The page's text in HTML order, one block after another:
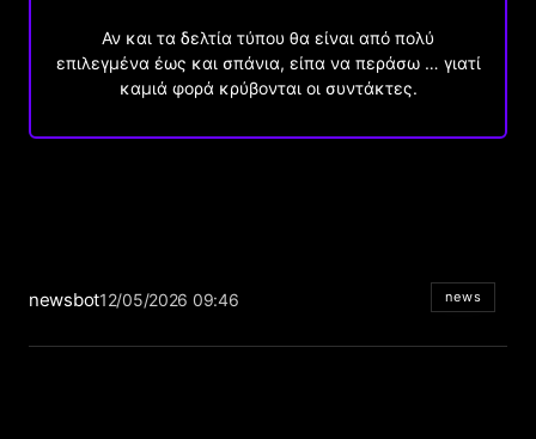
Αν και τα δελτία τύπου θα είναι από πολύ
επιλεγμένα έως και σπάνια, είπα να περάσω … γιατί
καμιά φορά κρύβονται οι συντάκτες.
newsbot12/05/2026 09:46 news